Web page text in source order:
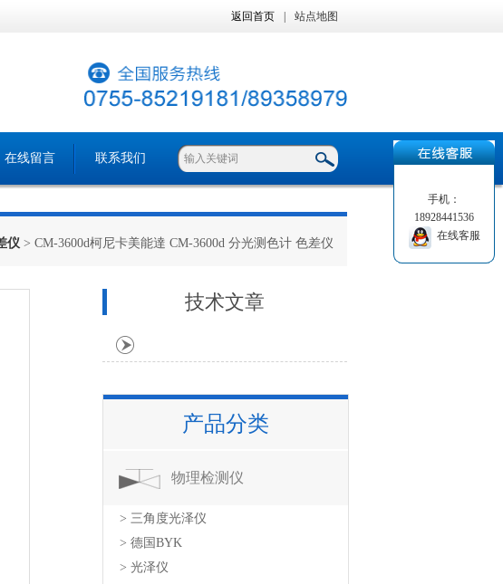
返回首页 站点地图
在线留言 联系我们
仪 > CM-3600d柯尼卡美能達 CM-3600d 分光测色计 色差仪
技术文章
产品分类
物理检测仪
> 三角度光泽仪
> 德国BYK
> 光泽仪
手机：
18928441536
在线客服